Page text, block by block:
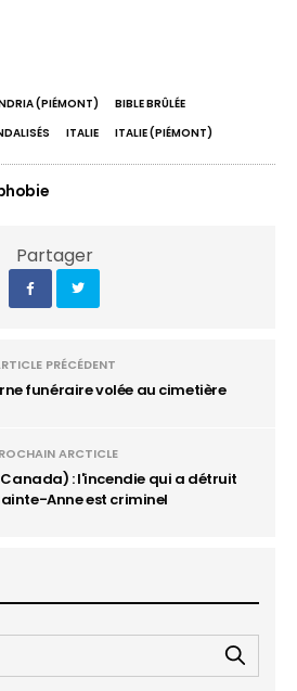
(PIÉMONT)
BIBLE BRÛLÉE
ITALIE ITALIE (PIÉMONT)
Partager
PRÉCÉDENT
funéraire volée au cimetière
ARCTICLE
: l'incendie qui a détruit
Anne est criminel